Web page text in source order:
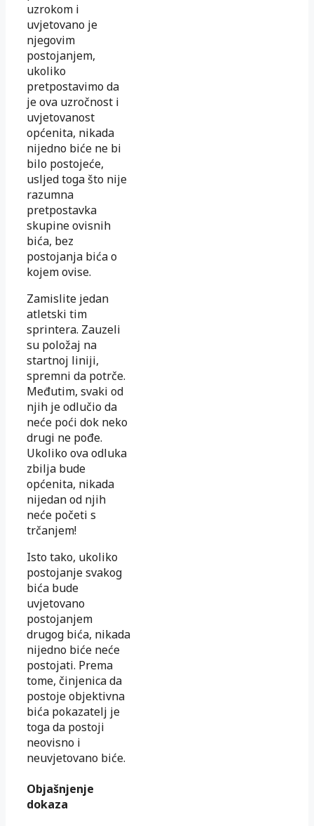
uzrokom i
uvjetovano je
njegovim
postojanjem,
ukoliko
pretpostavimo da
je ova uzročnost i
uvjetovanost
općenita, nikada
nijedno biće ne bi
bilo postojeće,
usljed toga što nije
razumna
pretpostavka
skupine ovisnih
bića, bez
postojanja bića o
kojem ovise.
Zamislite jedan
atletski tim
sprintera. Zauzeli
su položaj na
startnoj liniji,
spremni da potrče.
Međutim, svaki od
njih je odlučio da
neće poći dok neko
drugi ne pođe.
Ukoliko ova odluka
zbilja bude
općenita, nikada
nijedan od njih
neće početi s
trčanjem!
Isto tako, ukoliko
postojanje svakog
bića bude
uvjetovano
postojanjem
drugog bića, nikada
nijedno biće neće
postojati. Prema
tome, činjenica da
postoje objektivna
bića pokazatelj je
toga da postoji
neovisno i
neuvjetovano biće.
Objašnjenje
dokaza